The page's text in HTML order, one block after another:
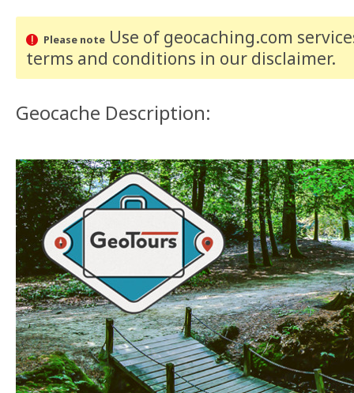
Please noteUse of geocaching.com
terms and conditions in our disclaimer.
Geocache Description: